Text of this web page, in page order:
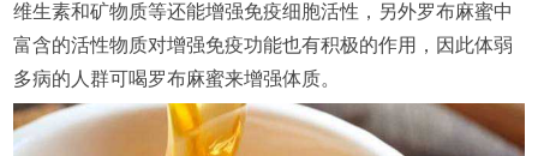
维生素和矿物质等还能增强免疫细胞活性，另外罗布麻蜜中
富含的活性物质对增强免疫功能也有积极的作用，因此体弱
多病的人群可喝罗布麻蜜来增强体质。